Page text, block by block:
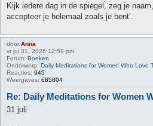
Kijk iedere dag in de spiegel, zeg je
accepteer je helemaal zoals je bent'.
door Anna
vr jul 31, 2026 12:59 pm
Forum: Boeken
Onderwerp: Daily Meditations for Women Who Love
Reacties: 945
Weergaves: 685804
Re: Daily Meditations for Women
31 juli